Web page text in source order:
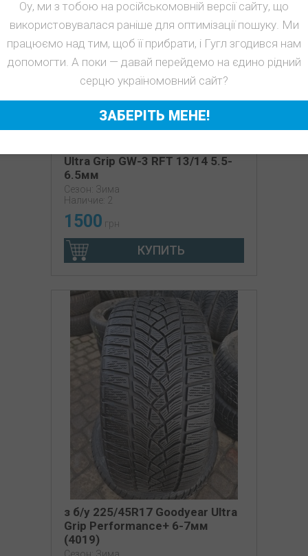
Ultra Grip GW-3 RFT 13/14 5.5-
6.5мм
Сезон: Зима
Наличие: 2
1500 грн
КУПИТЬ
з б/у 225/45R17 Goodyear Ultra
Grip Performance+ 6-7мм
(4019)
Оу, ми з тобою на російськомовній версії сайту, що
використовувалася раніше для оптимізації пошуку. Ми
працюємо над тим, щоб її прибрати, і Гугл згодився нам
допомогти. А поки — давай перейдемо на єдино рідний
серцю україномовний сайт?
ЗАБЕРІТЬ МЕНЕ!